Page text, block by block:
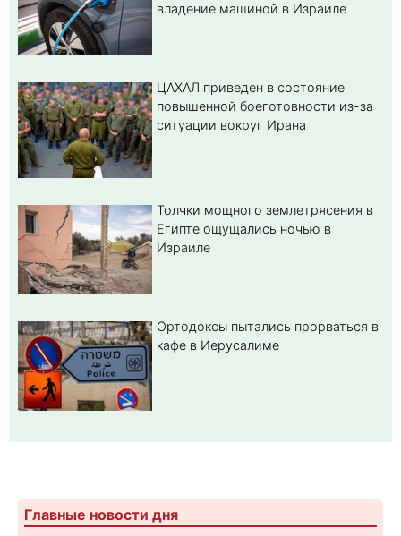
владение машиной в Израиле
ЦАХАЛ приведен в состояние
повышенной боеготовности из-за
ситуации вокруг Ирана
Толчки мощного землетрясения в
Египте ощущались ночью в
Израиле
Ортодоксы пытались прорваться в
кафе в Иерусалиме
Главные новости дня